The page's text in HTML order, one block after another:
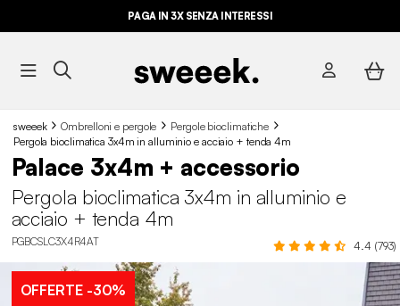
PAGA IN 3X SENZA INTERESSI
sweeek Ombrelloni e pergole
Pergole bioclimatiche
Pergola bioclimatica 3x4m in alluminio e acciaio + tenda 4m
Palace 3x4m + accessorio
Pergola bioclimatica 3x4m in alluminio e
acciaio + tenda 4m
PGBCSLC3X4R4AT 4.4 (793)
OFFERTE-30%